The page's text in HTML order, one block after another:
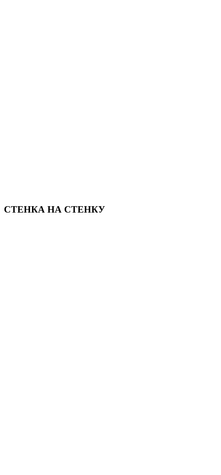
СТЕНКА НА СТЕНКУ